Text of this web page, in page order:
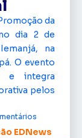
da
dia 2 de
na
O evento
e integra
pelos
EDNews